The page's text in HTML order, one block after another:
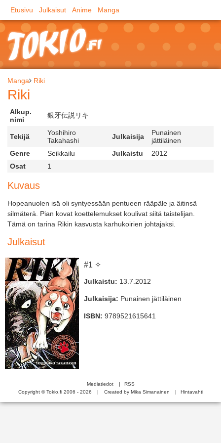
Etusivu Julkaisut Anime Manga
Manga Riki
Riki
Alkup.
nimi
銀牙伝説リキ
Tekijä
Yoshihiro
Takahashi
Julkaisija
Punainen
jättiläinen
Genre
Seikkailu Julkaistu
2012
Osat
1
Kuvaus
Hopeanuolen isä oli syntyessään pentueen rääpäle ja äitinsä
silmäterä. Pian kovat koettelemukset koulivat siitä taistelijan.
Tämä on tarina Rikin kasvusta karhukoirien johtajaksi.
Julkaisut
#1 ✧
Julkaistu: 13.7.2012
Julkaisija: Punainen jättiläinen
ISBN: 9789521615641
Mediatiedot |
RSS
Copyright © Tokio.fi 2006 - 2026
| Created by Mika Simanainen | Hintavahti